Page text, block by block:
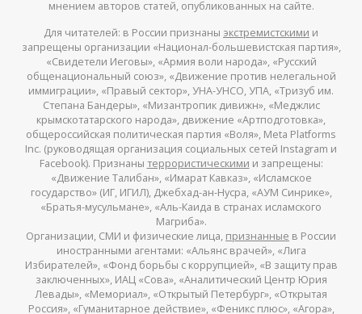
мнением авторов статей, опубликованных на сайте.
Для читателей: в России признаны экстремистскими и
запрещены организации «Национал-большевистская партия»,
«Свидетели Иеговы», «Армия воли народа», «Русский
общенациональный союз», «Движение против нелегальной
иммиграции», «Правый сектор», УНА-УНСО, УПА, «Тризуб им.
Степана Бандеры», «Мизантропик дивижн», «Меджлис
крымскотатарского народа», движение «Артподготовка»,
общероссийская политическая партия «Воля», Meta Platforms
Inc. (руководящая организация социальных сетей Instagram и
Facebook). Признаны террористическими и запрещены:
«Движение Талибан», «Имарат Кавказ», «Исламское
государство» (ИГ, ИГИЛ), Джебхад-ан-Нусра, «АУМ Синрике»,
«Братья-мусульмане», «Аль-Каида в странах исламского
Магриба».
Организации, СМИ и физические лица, признанные в России
иностранными агентами: «Альянс врачей», «Лига
Избирателей», «Фонд борьбы с коррупцией», «В защиту прав
заключенных», ИАЦ «Сова», «Аналитический Центр Юрия
Левады», «Мемориал», «Открытый Петербург», «Открытая
Россия», «Гуманитарное действие», «Феникс плюс», «Агора»,